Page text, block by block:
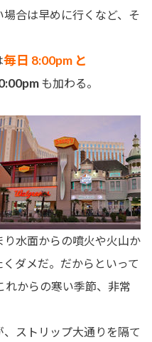
合は早めに行くなど、そ
毎日 8:00pm と
も加わる。
水面からの噴火や火山か
ダメだ。だからといって
れからの寒い季節、非常
ストリップ大通りを隔て